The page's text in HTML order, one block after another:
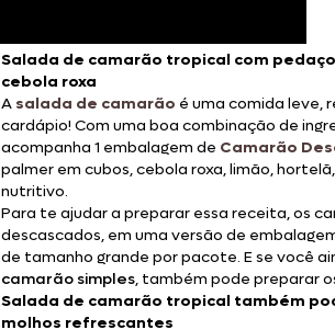
Salada de camarão tropical com
cebola roxa
A salada de camarão é uma comida leve,
cardápio! Com uma boa combinação de
acompanha 1 embalagem de Camarão
palmer em cubos, cebola roxa, limão,
nutritivo.
Para te ajudar a preparar essa receita, os
descascados, em uma versão de
de tamanho grande por pacote. E se você
camarão simples, também pode preparar
Salada de camarão tropical também
molhos refrescantes